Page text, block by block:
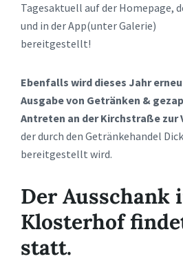
Tagesaktuell auf der Homepage,
und in der App(unter Galerie)
bereitgestellt!
Ebenfalls wird dieses Jahr
Ausgabevon Getränken &
Antreten an der Kirchstraße zur
der durch den Getränkehandel
bereitgestellt wird.
Der Ausschank
Klosterhof
statt.